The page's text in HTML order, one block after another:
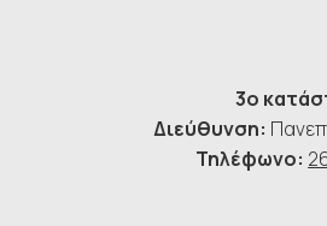
3ο
Διεύθυνση:
Τηλέφωνο: